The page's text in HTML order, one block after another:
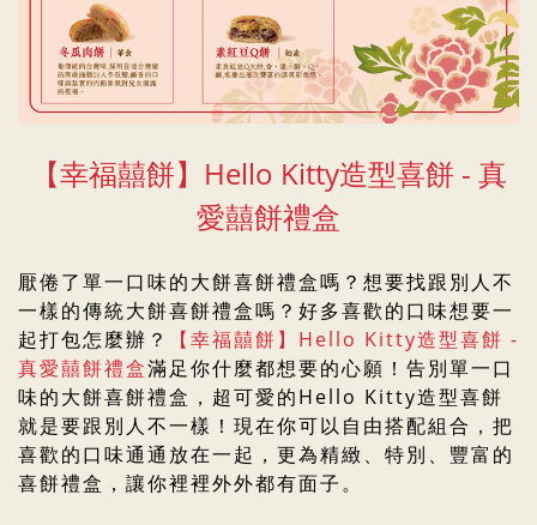
【幸福囍餅】 Hello Kitty造型喜餅 - 真
愛囍餅禮盒
厭倦了單一口味的大餅喜餅禮盒嗎？想要找跟別人不
一樣的傳統大餅喜餅禮盒嗎？好多喜歡的口味想要一
起打包怎麼辦？
【幸福囍餅】 Hello Kitty造型喜餅 -
真愛囍餅禮盒滿足你什麼都想要的心願！告別單一口
味的大餅喜餅禮盒，超可愛的Hello Kitty造型喜餅
就是要跟別人不一樣！現在你可以自由搭配組合，把
喜歡的口味通通放在一起，更為精緻、特別、豐富的
喜餅禮盒，讓你裡裡外外都有面子。